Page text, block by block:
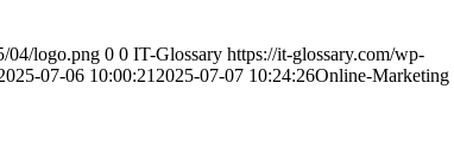
04/logo.png 0 0 IT-Glossary https://it-glossary.com/wp-
07-06 10:00:21 2025-07-07 10:24:26Online-Marketing